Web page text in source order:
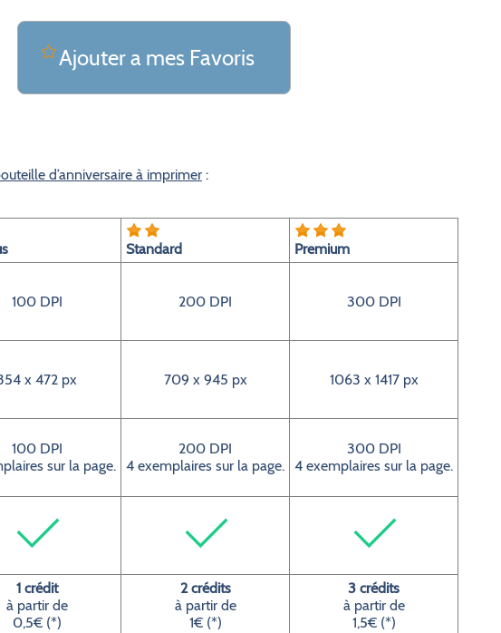
Ajouter a mes Favoris
d’anniversaire à imprimer :
Standard Premium
100 DPI 200 DPI 300 DPI
x 472 px 709 x 945 px 1063 x 1417 px
100 DPI
sur la page.
200 DPI
4 exemplaires sur la page.
300 DPI
4 exemplaires sur la page.
1 crédit
à partir de
0,5€ (*)
2 crédits
à partir de
1€ (*)
3 crédits
à partir de
1,5€ (*)